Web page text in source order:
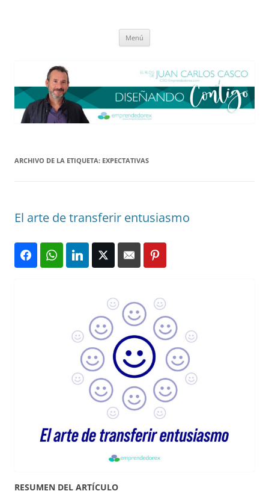
Menú
ARCHIVO DE LA ETIQUETA: EXPECTATIVAS
El arte de transferir entusiasmo
RESUMEN DEL ARTÍCULO